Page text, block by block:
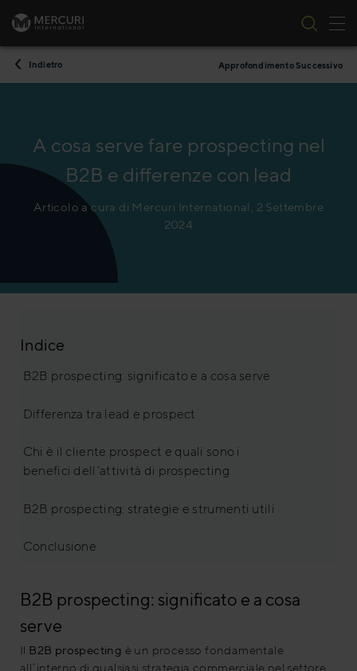
Vai al contenuto
Indietro Approfondimento Successivo
A cosa serve fare prospecting nel
B2B e differenze con lead
Articolo a cura di Mercuri International, 2 Settembre
2024
Indice
B2B prospecting: significato e a cosa serve
Differenza tra lead e prospect
Chi è il cliente prospect e quali sono i
benefici dell’attività di prospecting
B2B prospecting: strategie e strumenti utili
Conclusione
B2B prospecting: significato e a cosa
serve
Il B2B prospecting è un processo fondamentale
all’interno di qualsiasi strategia commerciale nel settore